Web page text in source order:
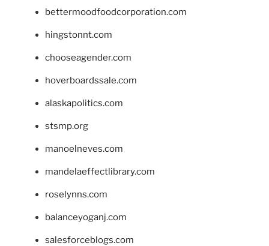
bettermoodfoodcorporation.com
hingstonnt.com
chooseagender.com
hoverboardssale.com
alaskapolitics.com
stsmp.org
manoelneves.com
mandelaeffectlibrary.com
roselynns.com
balanceyoganj.com
salesforceblogs.com